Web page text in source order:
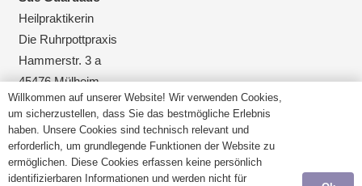
Heilpraktikerin
Die Ruhrpottpraxis
Hammerstr. 3 a
45476 Mülheim
0208-3899300
0208-3019951
Willkommen auf unserer Website! Wir verwenden Cookies,
um sicherzustellen, dass Sie das bestmögliche Erlebnis
haben. Unsere Cookies sind technisch relevant und
erforderlich, um grundlegende Funktionen der Website zu
ermöglichen. Diese Cookies erfassen keine persönlich
identifizierbaren Informationen und werden nicht für